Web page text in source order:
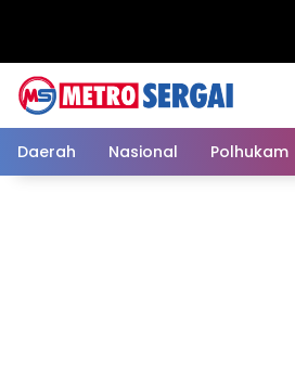
Daerah Nasional Polhukam